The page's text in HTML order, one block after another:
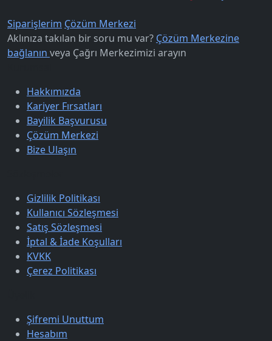
Siparişlerim Çözüm Merkezi
Aklınıza takılan bir soru mu var? Çözüm Merkezine
bağlanın veya Çağrı Merkezimizi arayın
Hakkımızda
Kariyer Fırsatları
Bayilik Başvurusu
Çözüm Merkezi
Bize Ulaşın
Gizlilik Politikası
Kullanıcı Sözleşmesi
Satış Sözleşmesi
İptal & İade Koşulları
KVKK
Çerez Politikası
Şifremi Unuttum
Hesabım